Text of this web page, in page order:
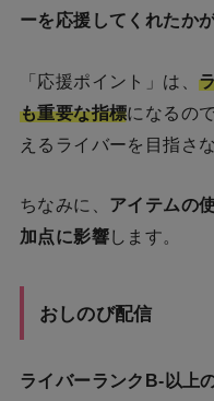
ーを応援してくれたか
「応援ポイント」は、
も重要な指標になるの
えるライバーを目指さ
ちなみに、 アイテムの
加点に影響します。
おしのび配信
ライバーランクB-以上